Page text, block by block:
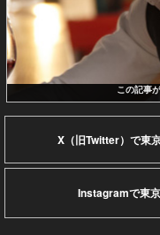
この記事
X（旧Twitter）で東
Instagramで東